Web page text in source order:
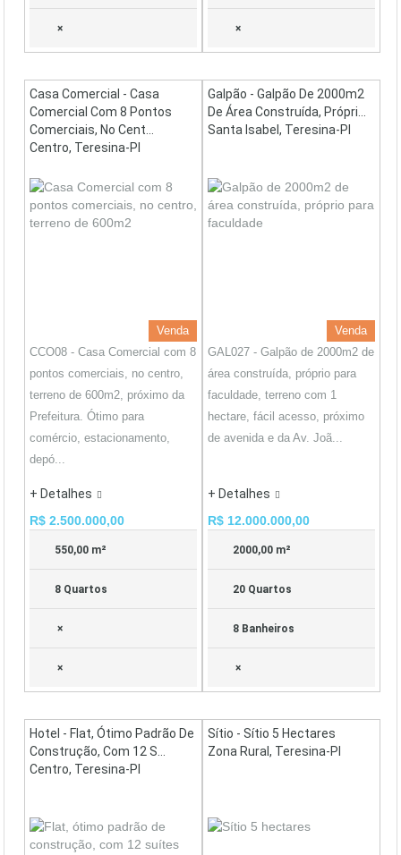
× ×
Casa Comercial - Casa
Comercial Com 8 Pontos
Comerciais, No Cent...
Centro, Teresina-PI
Venda
CCO08 - Casa Comercial com 8
pontos comerciais, no centro,
terreno de 600m2, próximo da
Prefeitura. Ótimo para
comércio, estacionamento,
depó...
+ Detalhes
R$ 2.500.000,00
550,00 m²
8 Quartos
×
×
Galpão - Galpão De 2000m2
De Área Construída, Própri...
Santa Isabel, Teresina-PI
Venda
GAL027 - Galpão de 2000m2 de
área construída, próprio para
faculdade, terreno com 1
hectare, fácil acesso, próximo
de avenida e da Av. Joã...
+ Detalhes
R$ 12.000.000,00
2000,00 m²
20 Quartos
8 Banheiros
×
Hotel - Flat, Ótimo Padrão De
Construção, Com 12 S...
Centro, Teresina-PI
Sítio - Sítio 5 Hectares
Zona Rural, Teresina-PI